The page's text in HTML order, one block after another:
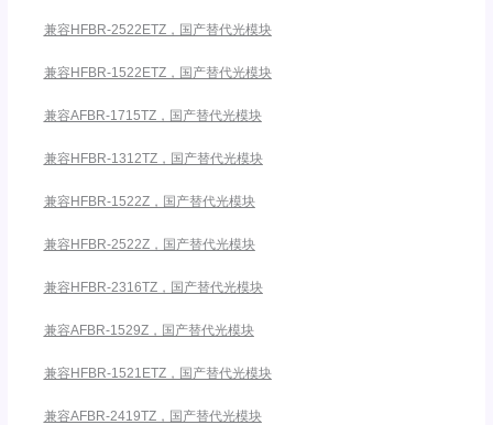
兼容HFBR-2522ETZ，国产替代光模块
兼容HFBR-1522ETZ，国产替代光模块
兼容AFBR-1715TZ，国产替代光模块
兼容HFBR-1312TZ，国产替代光模块
兼容HFBR-1522Z，国产替代光模块
兼容HFBR-2522Z，国产替代光模块
兼容HFBR-2316TZ，国产替代光模块
兼容AFBR-1529Z，国产替代光模块
兼容HFBR-1521ETZ，国产替代光模块
兼容AFBR-2419TZ，国产替代光模块